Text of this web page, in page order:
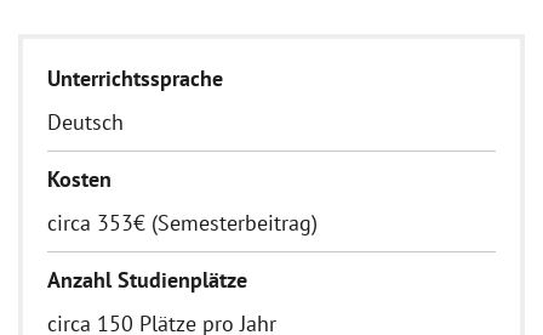
Unterrichtssprache
Deutsch
Kosten
circa 353€ (Semesterbeitrag)
Anzahl Studienplätze
circa 150 Plätze pro Jahr